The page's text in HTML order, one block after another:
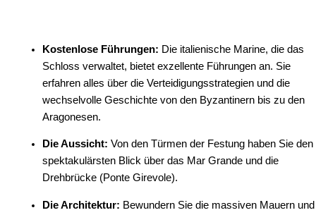
Kostenlose Führungen: Die italienische Marine, die das
Schloss verwaltet, bietet exzellente Führungen an. Sie
erfahren alles über die Verteidigungsstrategien und die
wechselvolle Geschichte von den Byzantinern bis zu den
Aragonesen.
Die Aussicht: Von den Türmen der Festung haben Sie den
spektakulärsten Blick über das Mar Grande und die
Drehbrücke (Ponte Girevole).
Die Architektur: Bewundern Sie die massiven Mauern und